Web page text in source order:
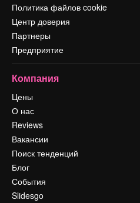
Политика файлов cookie
Центр доверия
Партнеры
Предприятие
Компания
Цены
О нас
Reviews
Вакансии
Поиск тенденций
Блог
События
Slidesgo